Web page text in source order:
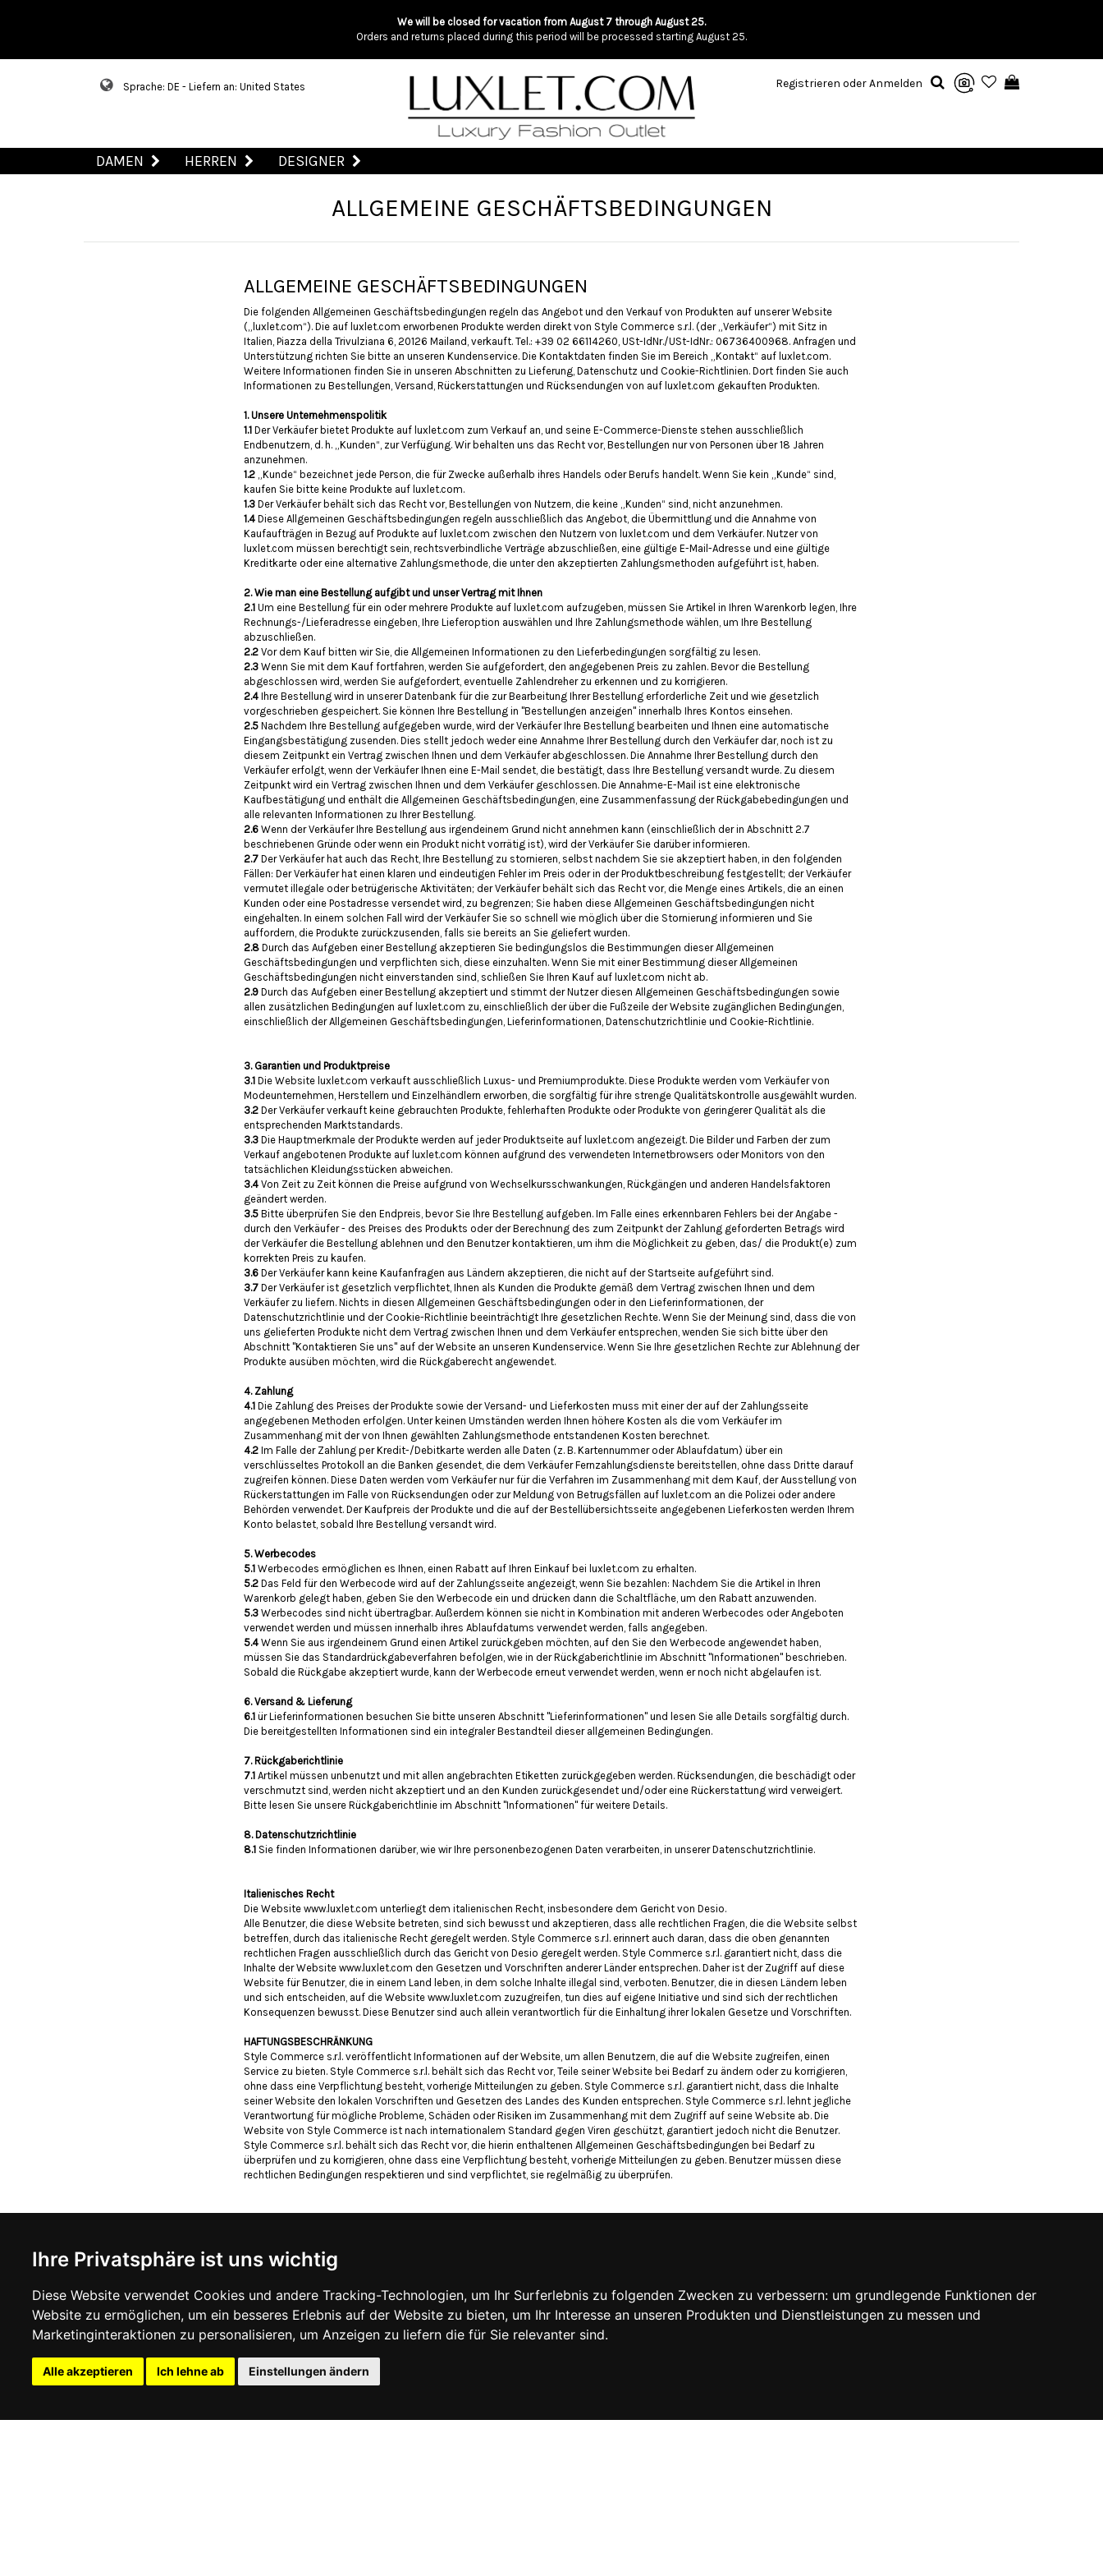
Ihre Privatsphäre ist uns wichtig
Diese Website verwendet Cookies und andere Tracking-Technologien, um Ihr Surferlebnis zu folgenden Zwecken zu verbessern: um grundlegende Funktionen der
Website zu ermöglichen, um ein besseres Erlebnis auf der Website zu bieten, um Ihr Interesse an unseren Produkten und Dienstleistungen zu messen und
Marketinginteraktionen zu personalisieren, um Anzeigen zu liefern die für Sie relevanter sind.
Alle akzeptieren Ich lehne ab Einstellungen ändern
We will be closed for vacation from August 7 through August 25.
Orders and returns placed during this period will be processed starting August 25.
Sprache: DE - Liefern an: United States Registrieren oder Anmelden
DAMEN HERREN DESIGNER
ALLGEMEINE GESCHÄFTSBEDINGUNGEN
ALLGEMEINE GESCHÄFTSBEDINGUNGEN
Die folgenden Allgemeinen Geschäftsbedingungen regeln das Angebot und den Verkauf von Produkten auf unserer Website
(„luxlet.com“). Die auf luxlet.com erworbenen Produkte werden direkt von Style Commerce s.r.l. (der „Verkäufer“) mit Sitz in
Italien, Piazza della Trivulziana 6, 20126 Mailand, verkauft. Tel.: +39 02 66114260, USt-IdNr./USt-IdNr.: 06736400968. Anfragen und
Unterstützung richten Sie bitte an unseren Kundenservice. Die Kontaktdaten finden Sie im Bereich „Kontakt“ auf luxlet.com.
Weitere Informationen finden Sie in unseren Abschnitten zu Lieferung, Datenschutz und Cookie-Richtlinien. Dort finden Sie auch
Informationen zu Bestellungen, Versand, Rückerstattungen und Rücksendungen von auf luxlet.com gekauften Produkten.
1. Unsere Unternehmenspolitik
1.1 Der Verkäufer bietet Produkte auf luxlet.com zum Verkauf an, und seine E-Commerce-Dienste stehen ausschließlich
Endbenutzern, d. h. „Kunden“, zur Verfügung. Wir behalten uns das Recht vor, Bestellungen nur von Personen über 18 Jahren
anzunehmen.
1.2 „Kunde“ bezeichnet jede Person, die für Zwecke außerhalb ihres Handels oder Berufs handelt. Wenn Sie kein „Kunde“ sind,
kaufen Sie bitte keine Produkte auf luxlet.com.
1.3 Der Verkäufer behält sich das Recht vor, Bestellungen von Nutzern, die keine „Kunden“ sind, nicht anzunehmen.
1.4 Diese Allgemeinen Geschäftsbedingungen regeln ausschließlich das Angebot, die Übermittlung und die Annahme von
Kaufaufträgen in Bezug auf Produkte auf luxlet.com zwischen den Nutzern von luxlet.com und dem Verkäufer. Nutzer von
luxlet.com müssen berechtigt sein, rechtsverbindliche Verträge abzuschließen, eine gültige E-Mail-Adresse und eine gültige
Kreditkarte oder eine alternative Zahlungsmethode, die unter den akzeptierten Zahlungsmethoden aufgeführt ist, haben.
2. Wie man eine Bestellung aufgibt und unser Vertrag mit Ihnen
2.1 Um eine Bestellung für ein oder mehrere Produkte auf luxlet.com aufzugeben, müssen Sie Artikel in Ihren Warenkorb legen, Ihre
Rechnungs-/Lieferadresse eingeben, Ihre Lieferoption auswählen und Ihre Zahlungsmethode wählen, um Ihre Bestellung
abzuschließen.
2.2 Vor dem Kauf bitten wir Sie, die Allgemeinen Informationen zu den Lieferbedingungen sorgfältig zu lesen.
2.3 Wenn Sie mit dem Kauf fortfahren, werden Sie aufgefordert, den angegebenen Preis zu zahlen. Bevor die Bestellung
abgeschlossen wird, werden Sie aufgefordert, eventuelle Zahlendreher zu erkennen und zu korrigieren.
2.4 Ihre Bestellung wird in unserer Datenbank für die zur Bearbeitung Ihrer Bestellung erforderliche Zeit und wie gesetzlich
vorgeschrieben gespeichert. Sie können Ihre Bestellung in "Bestellungen anzeigen" innerhalb Ihres Kontos einsehen.
2.5 Nachdem Ihre Bestellung aufgegeben wurde, wird der Verkäufer Ihre Bestellung bearbeiten und Ihnen eine automatische
Eingangsbestätigung zusenden. Dies stellt jedoch weder eine Annahme Ihrer Bestellung durch den Verkäufer dar, noch ist zu
diesem Zeitpunkt ein Vertrag zwischen Ihnen und dem Verkäufer abgeschlossen. Die Annahme Ihrer Bestellung durch den
Verkäufer erfolgt, wenn der Verkäufer Ihnen eine E-Mail sendet, die bestätigt, dass Ihre Bestellung versandt wurde. Zu diesem
Zeitpunkt wird ein Vertrag zwischen Ihnen und dem Verkäufer geschlossen. Die Annahme-E-Mail ist eine elektronische
Kaufbestätigung und enthält die Allgemeinen Geschäftsbedingungen, eine Zusammenfassung der Rückgabebedingungen und
alle relevanten Informationen zu Ihrer Bestellung.
2.6 Wenn der Verkäufer Ihre Bestellung aus irgendeinem Grund nicht annehmen kann (einschließlich der in Abschnitt 2.7
beschriebenen Gründe oder wenn ein Produkt nicht vorrätig ist), wird der Verkäufer Sie darüber informieren.
2.7 Der Verkäufer hat auch das Recht, Ihre Bestellung zu stornieren, selbst nachdem Sie sie akzeptiert haben, in den folgenden
Fällen: Der Verkäufer hat einen klaren und eindeutigen Fehler im Preis oder in der Produktbeschreibung festgestellt; der Verkäufer
vermutet illegale oder betrügerische Aktivitäten; der Verkäufer behält sich das Recht vor, die Menge eines Artikels, die an einen
Kunden oder eine Postadresse versendet wird, zu begrenzen; Sie haben diese Allgemeinen Geschäftsbedingungen nicht
eingehalten. In einem solchen Fall wird der Verkäufer Sie so schnell wie möglich über die Stornierung informieren und Sie
auffordern, die Produkte zurückzusenden, falls sie bereits an Sie geliefert wurden.
2.8 Durch das Aufgeben einer Bestellung akzeptieren Sie bedingungslos die Bestimmungen dieser Allgemeinen
Geschäftsbedingungen und verpflichten sich, diese einzuhalten. Wenn Sie mit einer Bestimmung dieser Allgemeinen
Geschäftsbedingungen nicht einverstanden sind, schließen Sie Ihren Kauf auf luxlet.com nicht ab.
2.9 Durch das Aufgeben einer Bestellung akzeptiert und stimmt der Nutzer diesen Allgemeinen Geschäftsbedingungen sowie
allen zusätzlichen Bedingungen auf luxlet.com zu, einschließlich der über die Fußzeile der Website zugänglichen Bedingungen,
einschließlich der Allgemeinen Geschäftsbedingungen, Lieferinformationen, Datenschutzrichtlinie und Cookie-Richtlinie.
3. Garantien und Produktpreise
3.1 Die Website luxlet.com verkauft ausschließlich Luxus- und Premiumprodukte. Diese Produkte werden vom Verkäufer von
Modeunternehmen, Herstellern und Einzelhändlern erworben, die sorgfältig für ihre strenge Qualitätskontrolle ausgewählt wurden.
3.2 Der Verkäufer verkauft keine gebrauchten Produkte, fehlerhaften Produkte oder Produkte von geringerer Qualität als die
entsprechenden Marktstandards.
3.3 Die Hauptmerkmale der Produkte werden auf jeder Produktseite auf luxlet.com angezeigt. Die Bilder und Farben der zum
Verkauf angebotenen Produkte auf luxlet.com können aufgrund des verwendeten Internetbrowsers oder Monitors von den
tatsächlichen Kleidungsstücken abweichen.
3.4 Von Zeit zu Zeit können die Preise aufgrund von Wechselkursschwankungen, Rückgängen und anderen Handelsfaktoren
geändert werden.
3.5 Bitte überprüfen Sie den Endpreis, bevor Sie Ihre Bestellung aufgeben. Im Falle eines erkennbaren Fehlers bei der Angabe -
durch den Verkäufer - des Preises des Produkts oder der Berechnung des zum Zeitpunkt der Zahlung geforderten Betrags wird
der Verkäufer die Bestellung ablehnen und den Benutzer kontaktieren, um ihm die Möglichkeit zu geben, das/ die Produkt(e) zum
korrekten Preis zu kaufen.
3.6 Der Verkäufer kann keine Kaufanfragen aus Ländern akzeptieren, die nicht auf der Startseite aufgeführt sind.
3.7 Der Verkäufer ist gesetzlich verpflichtet, Ihnen als Kunden die Produkte gemäß dem Vertrag zwischen Ihnen und dem
Verkäufer zu liefern. Nichts in diesen Allgemeinen Geschäftsbedingungen oder in den Lieferinformationen, der
Datenschutzrichtlinie und der Cookie-Richtlinie beeinträchtigt Ihre gesetzlichen Rechte. Wenn Sie der Meinung sind, dass die von
uns gelieferten Produkte nicht dem Vertrag zwischen Ihnen und dem Verkäufer entsprechen, wenden Sie sich bitte über den
Abschnitt "Kontaktieren Sie uns" auf der Website an unseren Kundenservice. Wenn Sie Ihre gesetzlichen Rechte zur Ablehnung der
Produkte ausüben möchten, wird die Rückgaberecht angewendet.
4. Zahlung
4.1 Die Zahlung des Preises der Produkte sowie der Versand- und Lieferkosten muss mit einer der auf der Zahlungsseite
angegebenen Methoden erfolgen. Unter keinen Umständen werden Ihnen höhere Kosten als die vom Verkäufer im
Zusammenhang mit der von Ihnen gewählten Zahlungsmethode entstandenen Kosten berechnet.
4.2 Im Falle der Zahlung per Kredit-/Debitkarte werden alle Daten (z. B. Kartennummer oder Ablaufdatum) über ein
verschlüsseltes Protokoll an die Banken gesendet, die dem Verkäufer Fernzahlungsdienste bereitstellen, ohne dass Dritte darauf
zugreifen können. Diese Daten werden vom Verkäufer nur für die Verfahren im Zusammenhang mit dem Kauf, der Ausstellung von
Rückerstattungen im Falle von Rücksendungen oder zur Meldung von Betrugsfällen auf luxlet.com an die Polizei oder andere
Behörden verwendet. Der Kaufpreis der Produkte und die auf der Bestellübersichtsseite angegebenen Lieferkosten werden Ihrem
Konto belastet, sobald Ihre Bestellung versandt wird.
5. Werbecodes
5.1 Werbecodes ermöglichen es Ihnen, einen Rabatt auf Ihren Einkauf bei luxlet.com zu erhalten.
5.2 Das Feld für den Werbecode wird auf der Zahlungsseite angezeigt, wenn Sie bezahlen: Nachdem Sie die Artikel in Ihren
Warenkorb gelegt haben, geben Sie den Werbecode ein und drücken dann die Schaltfläche, um den Rabatt anzuwenden.
5.3 Werbecodes sind nicht übertragbar. Außerdem können sie nicht in Kombination mit anderen Werbecodes oder Angeboten
verwendet werden und müssen innerhalb ihres Ablaufdatums verwendet werden, falls angegeben.
5.4 Wenn Sie aus irgendeinem Grund einen Artikel zurückgeben möchten, auf den Sie den Werbecode angewendet haben,
müssen Sie das Standardrückgabeverfahren befolgen, wie in der Rückgaberichtlinie im Abschnitt "Informationen" beschrieben.
Sobald die Rückgabe akzeptiert wurde, kann der Werbecode erneut verwendet werden, wenn er noch nicht abgelaufen ist.
6. Versand & Lieferung
6.1 ür Lieferinformationen besuchen Sie bitte unseren Abschnitt "Lieferinformationen" und lesen Sie alle Details sorgfältig durch.
Die bereitgestellten Informationen sind ein integraler Bestandteil dieser allgemeinen Bedingungen.
7. Rückgaberichtlinie
7.1 Artikel müssen unbenutzt und mit allen angebrachten Etiketten zurückgegeben werden. Rücksendungen, die beschädigt oder
verschmutzt sind, werden nicht akzeptiert und an den Kunden zurückgesendet und/oder eine Rückerstattung wird verweigert.
Bitte lesen Sie unsere Rückgaberichtlinie im Abschnitt "Informationen" für weitere Details.
8. Datenschutzrichtlinie
8.1 Sie finden Informationen darüber, wie wir Ihre personenbezogenen Daten verarbeiten, in unserer Datenschutzrichtlinie.
Italienisches Recht
Die Website www.luxlet.com unterliegt dem italienischen Recht, insbesondere dem Gericht von Desio.
Alle Benutzer, die diese Website betreten, sind sich bewusst und akzeptieren, dass alle rechtlichen Fragen, die die Website selbst
betreffen, durch das italienische Recht geregelt werden. Style Commerce s.r.l. erinnert auch daran, dass die oben genannten
rechtlichen Fragen ausschließlich durch das Gericht von Desio geregelt werden. Style Commerce s.r.l. garantiert nicht, dass die
Inhalte der Website www.luxlet.com den Gesetzen und Vorschriften anderer Länder entsprechen. Daher ist der Zugriff auf diese
Website für Benutzer, die in einem Land leben, in dem solche Inhalte illegal sind, verboten. Benutzer, die in diesen Ländern leben
und sich entscheiden, auf die Website www.luxlet.com zuzugreifen, tun dies auf eigene Initiative und sind sich der rechtlichen
Konsequenzen bewusst. Diese Benutzer sind auch allein verantwortlich für die Einhaltung ihrer lokalen Gesetze und Vorschriften.
HAFTUNGSBESCHRÄNKUNG
Style Commerce s.r.l. veröffentlicht Informationen auf der Website, um allen Benutzern, die auf die Website zugreifen, einen
Service zu bieten. Style Commerce s.r.l. behält sich das Recht vor, Teile seiner Website bei Bedarf zu ändern oder zu korrigieren,
ohne dass eine Verpflichtung besteht, vorherige Mitteilungen zu geben. Style Commerce s.r.l. garantiert nicht, dass die Inhalte
seiner Website den lokalen Vorschriften und Gesetzen des Landes des Kunden entsprechen. Style Commerce s.r.l. lehnt jegliche
Verantwortung für mögliche Probleme, Schäden oder Risiken im Zusammenhang mit dem Zugriff auf seine Website ab. Die
Website von Style Commerce ist nach internationalem Standard gegen Viren geschützt, garantiert jedoch nicht die Benutzer.
Style Commerce s.r.l. behält sich das Recht vor, die hierin enthaltenen Allgemeinen Geschäftsbedingungen bei Bedarf zu
überprüfen und zu korrigieren, ohne dass eine Verpflichtung besteht, vorherige Mitteilungen zu geben. Benutzer müssen diese
rechtlichen Bedingungen respektieren und sind verpflichtet, sie regelmäßig zu überprüfen.
Abonnieren Sie, um auf dem Laufenden zu
SUBSCRIBE
ÜBER UNS
ALLGEMEINE GESCHÄFTSBEDINGUNGEN
LIEFERINFORMATIONEN
WIDERRUFSRECHT
DATENSCHUTZERKLÄRUNG
COOKIE-RICHTLINIE
ADRESSBUCH
WUNSCHLISTE